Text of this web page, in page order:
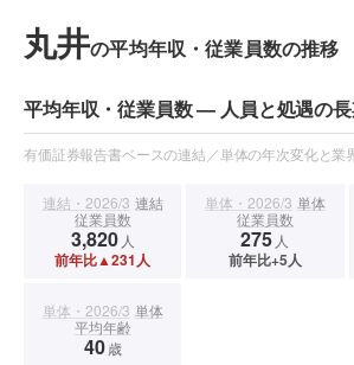
丸井の平均年収・従業員数の推移
平均年収・従業員数 — 人員と処遇の
有価証券報告書ベースの連結／単体の年次変化と業
連結・2026/3 連結
従業員数
3,820 人
前年比▲231人
単体・2026/3 単体
従業員数
275 人
前年比+5人
単体・2026/3 単体
平均年齢
40歳